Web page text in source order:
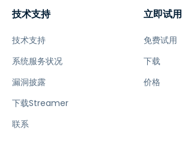
技术支持
技术支持
系统服务状况
漏洞披露
下载Streamer
联系
立即试用
免费试用
下载
价格